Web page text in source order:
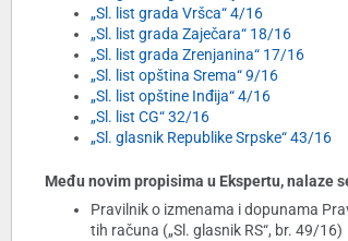
„Sl. list grada Vršca“ 4/16
„Sl. list grada Zaječara“ 18/16
„Sl. list grada Zrenjanina“ 17/16
„Sl. list opština Srema“ 9/16
„Sl. list opštine Inđija“ 4/16
„Sl. list CG“ 32/16
„Sl. glasnik Republike Srpske“ 43/16
Među novim propisima u Ekspertu, nalaze
Pravilnik o izmenama i dopunama
tih računa („Sl. glasnik RS“, br. 49/16)